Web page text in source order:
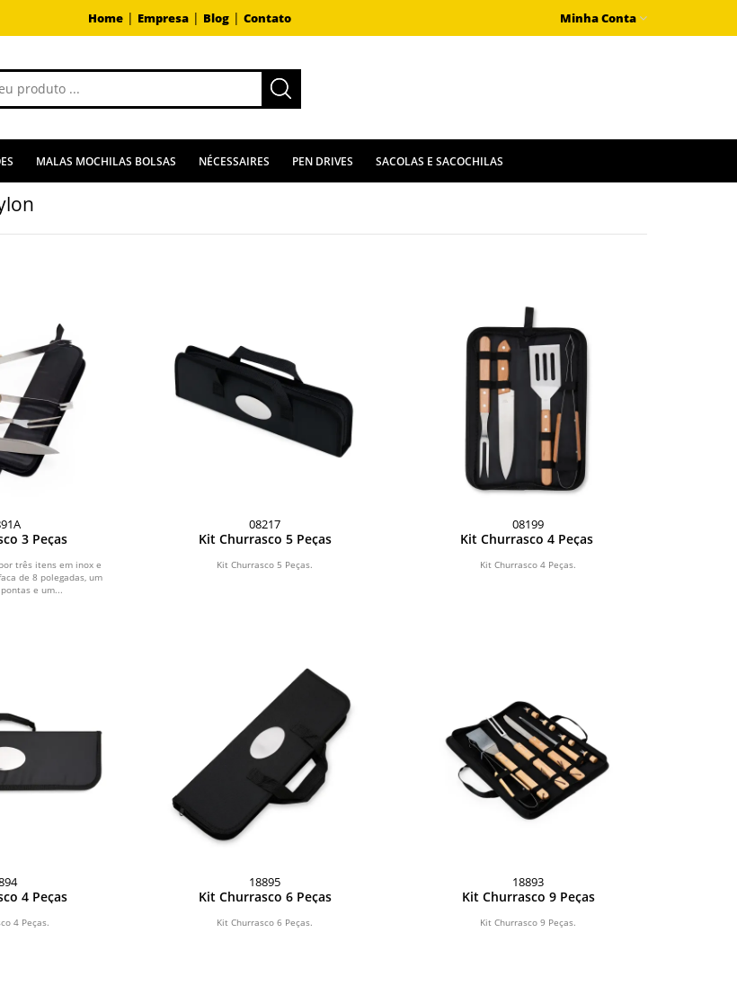
Home| Empresa| Blog| Contato Minha Conta
MALAS MOCHILAS BOLSAS NÉCESSAIRES PEN DRIVES SACOLAS E SACOCHILAS
3 Peças
três itens em inox e
de 8 polegadas, um
e um...
08217
Kit Churrasco 5 Peças
Kit Churrasco 5 Peças.
08199
Kit Churrasco 4 Peças
Kit Churrasco 4 Peças.
4 Peças
4 Peças.
18895
Kit Churrasco 6 Peças
Kit Churrasco 6 Peças.
18893
Kit Churrasco 9 Peças
Kit Churrasco 9 Peças.